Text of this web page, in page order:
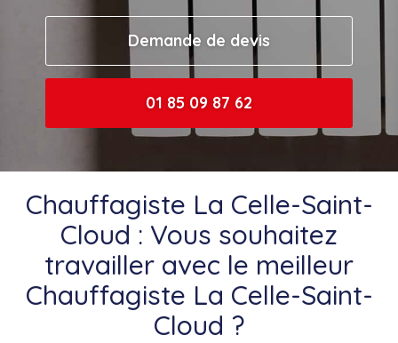
Demande de devis
01 85 09 87 62
Chauffagiste La Celle-Saint-
Cloud : Vous souhaitez
travailler avec le meilleur
Chauffagiste La Celle-Saint-
Cloud ?